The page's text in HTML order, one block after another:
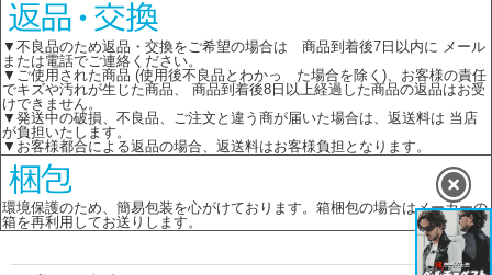
▼不良品のため返品・交換をご希望の場合は 商品到着後7日以内に メール
または電話でご連絡ください。
▼ご使用された商品 (使用後不良品とわかっ た場合を除く)、お客様の責任
でキズや汚れが生じた商品、 商品到着後8日以上経過した商品の返品はお受
けできません。
▼発送中の破損、不良品、ご注文と違う商が届いた場合は、返送料は 当店
が負担いたします。
▼お客様都合による返品の場合、返送料はお客様負担となります。
環境保護のため、簡易包装を心がけております。箱梱包の場合はメーカーの
箱を再利用してお送りします。